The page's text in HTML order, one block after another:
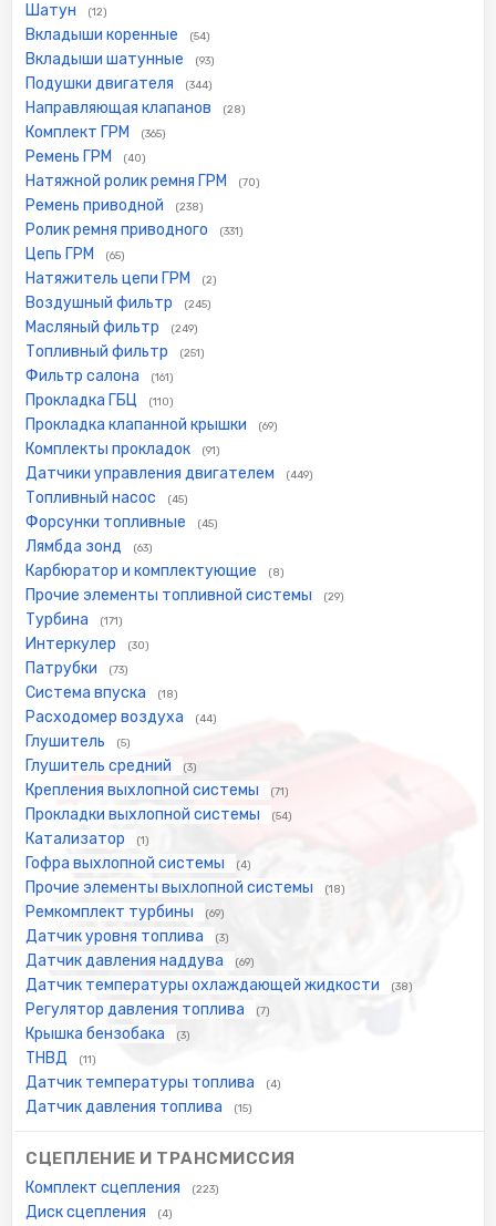
Шатун (12)
Вкладыши коренные (54)
Вкладыши шатунные (93)
Подушки двигателя (344)
Направляющая клапанов (28)
Комплект ГРМ (365)
Ремень ГРМ (40)
Натяжной ролик ремня ГРМ (70)
Ремень приводной (238)
Ролик ремня приводного (331)
Цепь ГРМ (65)
Натяжитель цепи ГРМ (2)
Воздушный фильтр (245)
Масляный фильтр (249)
Топливный фильтр (251)
Фильтр салона (161)
Прокладка ГБЦ (110)
Прокладка клапанной крышки (69)
Комплекты прокладок (91)
Датчики управления двигателем (449)
Топливный насос (45)
Форсунки топливные (45)
Лямбда зонд (63)
Карбюратор и комплектующие (8)
Прочие элементы топливной системы (29)
Турбина (171)
Интеркулер (30)
Патрубки (73)
Система впуска (18)
Расходомер воздуха (44)
Глушитель (5)
Глушитель средний (3)
Крепления выхлопной системы (71)
Прокладки выхлопной системы (54)
Катализатор (1)
Гофра выхлопной системы (4)
Прочие элементы выхлопной системы (18)
Ремкомплект турбины (69)
Датчик уровня топлива (3)
Датчик давления наддува (69)
Датчик температуры охлаждающей жидкости (38)
Регулятор давления топлива (7)
Крышка бензобака (3)
ТНВД (11)
Датчик температуры топлива (4)
Датчик давления топлива (15)
СЦЕПЛЕНИЕ И ТРАНСМИССИЯ
Комплект сцепления (223)
Диск сцепления (4)